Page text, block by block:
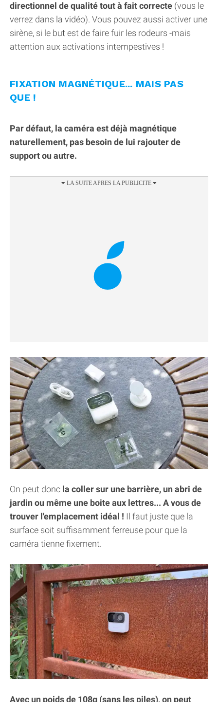
directionnel de qualité tout à fait correcte (vous le
verrez dans la vidéo). Vous pouvez aussi activer une
sirène, si le but est de faire fuir les rodeurs -mais
attention aux activations intempestives !
FIXATION MAGNÉTIQUE... MAIS PAS
QUE !
Par défaut, la caméra est déjà magnétique
naturellement, pas besoin de lui rajouter de
support ou autre.
On peut donc la coller sur une barrière, un abri de
jardin ou même une boite aux lettres... A vous de
trouver l'emplacement idéal ! Il faut juste que la
surface soit suffisamment ferreuse pour que la
caméra tienne fixement.
Avec un poids de 108g (sans les piles), on peut